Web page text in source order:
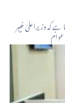
کہ وزیراعلیٰ خیبر